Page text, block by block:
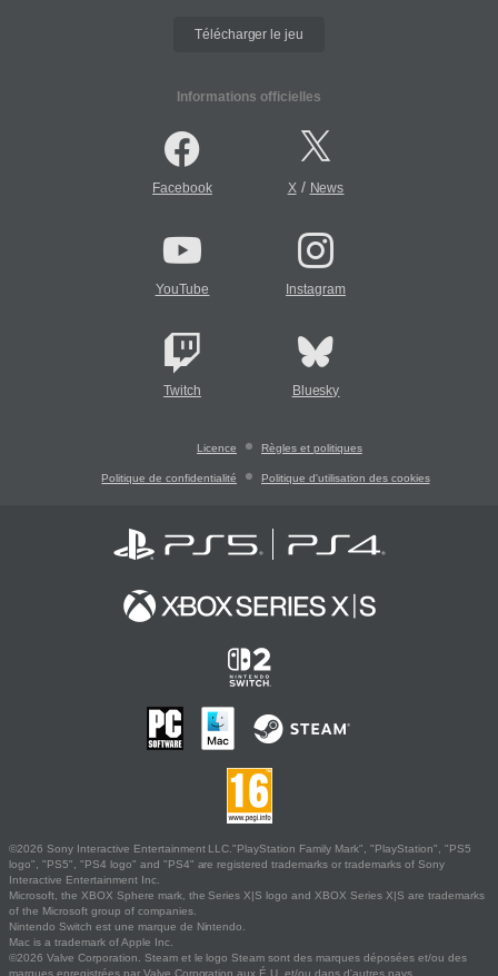
Télécharger le jeu
Informations officielles
Facebook X/ News
YouTube Instagram
Twitch Bluesky
Licence Règles et politiques
Politique de confidentialité Politique d'utilisation des cookies
©2026 Sony Interactive Entertainment LLC."PlayStation Family Mark", "PlayStation", "PS5
logo", "PS5", "PS4 logo" and "PS4" are registered trademarks or trademarks of Sony
Interactive Entertainment Inc.
Microsoft, the XBOX Sphere mark, the Series X|S logo and XBOX Series X|S are trademarks
of the Microsoft group of companies.
Nintendo Switch est une marque de Nintendo.
Mac is a trademark of Apple Inc.
©2026 Valve Corporation. Steam et le logo Steam sont des marques déposées et/ou des
marques enregistrées par Valve Corporation aux É.U. et/ou dans d'autres pays.